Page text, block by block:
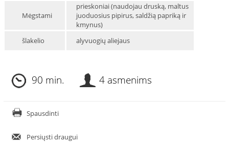
Mėgstami
prieskoniai (naudojau druską, maltus
juoduosius pipirus, saldžią papriką ir
kmynus)
šlakelio
alyvuogių aliejaus
90 min. 4 asmenims
Spausdinti
Persiųsti draugui